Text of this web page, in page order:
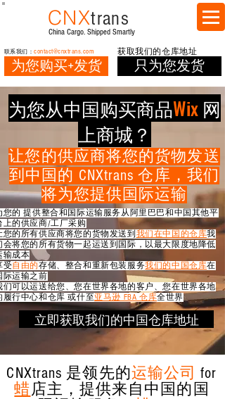
CNXtrans
China Cargo. Shipped Smartly
联系我们： contact@cnxtrans.com
为您购买+发货
获取我们的仓库地址
只为您发货
为您从中国购买商品Wix 网
上商城？
让您的供应商将您的货物发送
到中国的 CNXtrans 仓库，我们
将为您提供国际运输
您的 提供整合和国际运输服务从阿里巴巴和中国其他平
上的供应商/工厂采购
您的所有供应商将您的货物发送到 我们在中国的仓库我
会将您的所有货物一起运送到国际，以最大限度地降低
输成本
受自由的存储、整合和重新包装服务我们的中国仓库在
际运输之前
们可以运送给您、您在世界各地的客户、您在世界各地
履行中心和仓库 或什至亚马逊 FBA 仓库全世界
立即获取我们的中国仓库地址
CNXtrans 是领先的运输公司 for
蜡店主，提供来自中国的国